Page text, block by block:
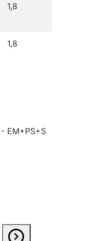
1,8
1,8
EM+PS+S